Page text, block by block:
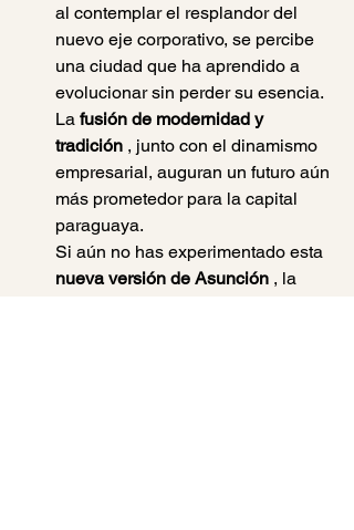
al contemplar el resplandor del
nuevo eje corporativo, se percibe
una ciudad que ha aprendido a
evolucionar sin perder su esencia.
La fusión de modernidad y
tradición , junto con el dinamismo
empresarial, auguran un futuro aún
más prometedor para la capital
paraguaya.
Si aún no has experimentado esta
nueva versión de Asunción , la